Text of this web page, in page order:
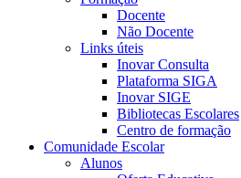
Docente
Não Docente
Links úteis
Inovar Consulta
Plataforma SIGA
Inovar SIGE
Bibliotecas Escolares
Centro de formação
Comunidade Escolar
Alunos